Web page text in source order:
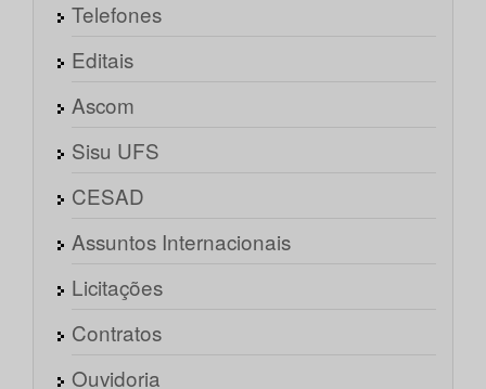
Telefones
Editais
Ascom
Sisu UFS
CESAD
Assuntos Internacionais
Licitações
Contratos
Ouvidoria